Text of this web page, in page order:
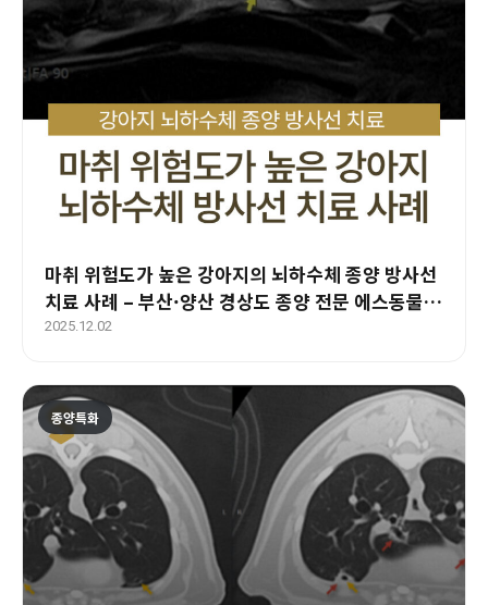
마취 위험도가 높은 강아지의 뇌하수체 종양 방사선
치료 사례 – 부산·양산 경상도 종양 전문 에스동물
암센터
2025.12.02
종양특화